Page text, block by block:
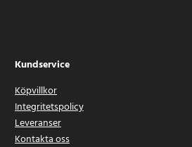
Kundservice
Köpvillkor
Integritetspolicy
Leveranser
Kontakta oss